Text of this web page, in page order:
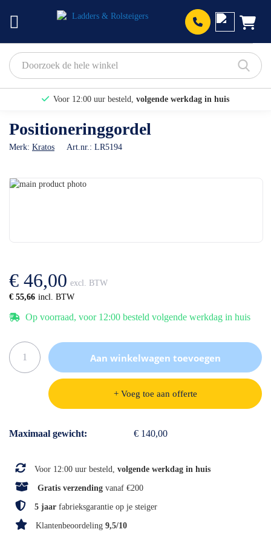
Voor 12:00 uur besteld, volgende werkdag in huis
Bekijk hier onze Actiepagina
Binnen 1 dag een
Positioneringgordel
Merk: Kratos Art.nr.: LR5194
Ga
gallerij
€ 55,66
€ 46,00
Op voorraad, voor 12:00 besteld volgende werkdag in huis
Aan winkelwagen toevoegen
+ Voeg toe aan offerte
Specificaties
Maximaal gewicht € 140,00
Voor 12:00 uur besteld, volgende werkdag in huis
Gratis verzending vanaf €200
5 jaar fabrieksgarantie op je steiger
Klantenbeoordeling 9,5/10